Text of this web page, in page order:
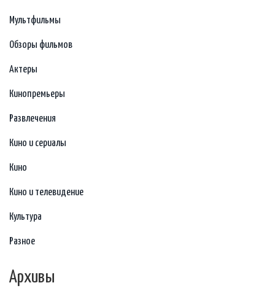
Мультфильмы
Обзоры фильмов
Актеры
Кинопремьеры
Развлечения
Кино и сериалы
Кино
Кино и телевидение
Культура
Разное
Архивы